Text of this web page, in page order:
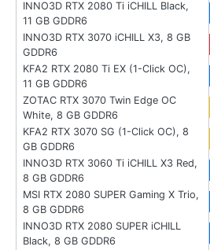
INNO3D RTX 2080 Ti iCHILL Black,
11 GB GDDR6
INNO3D RTX 3070 iCHILL X3, 8 GB
GDDR6
KFA2 RTX 2080 Ti EX (1-Click OC),
11 GB GDDR6
ZOTAC RTX 3070 Twin Edge OC
White, 8 GB GDDR6
KFA2 RTX 3070 SG (1-Click OC), 8
GB GDDR6
INNO3D RTX 3060 Ti iCHILL X3 Red,
8 GB GDDR6
MSI RTX 2080 SUPER Gaming X Trio,
8 GB GDDR6
INNO3D RTX 2080 SUPER iCHILL
Black, 8 GB GDDR6